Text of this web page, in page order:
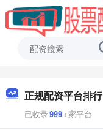
正规配资平台排行
已收录999+家平台